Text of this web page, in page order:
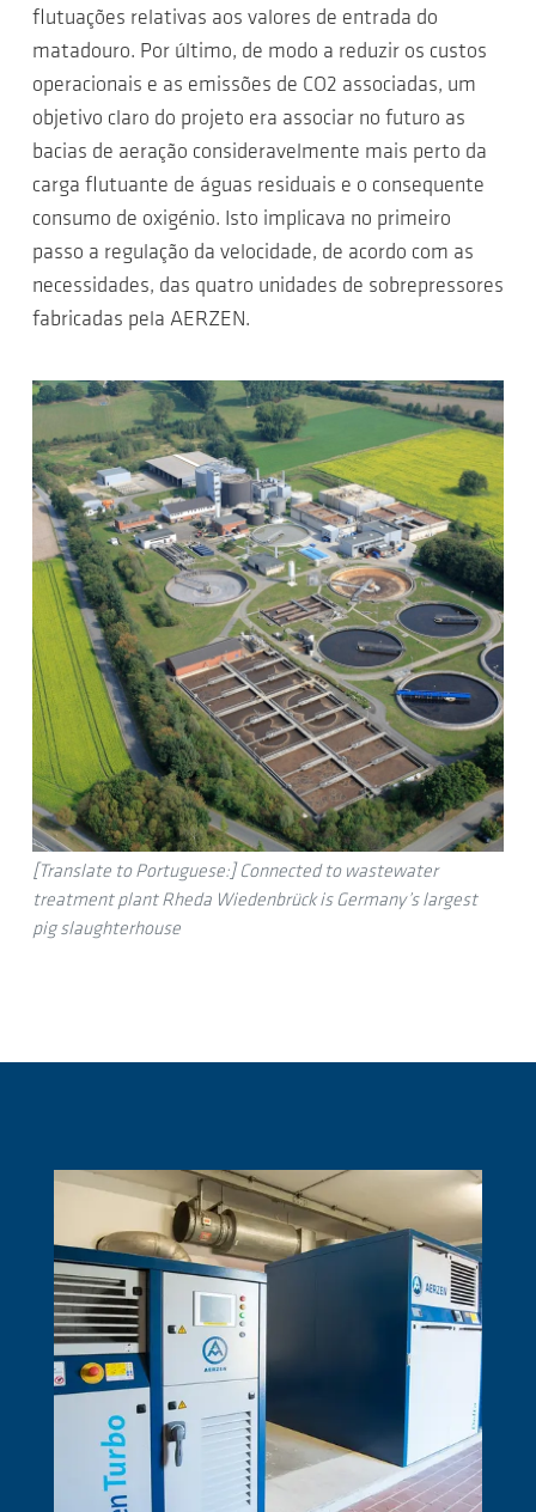
flutuações relativas aos valores de entrada do
matadouro. Por último, de modo a reduzir os custos
operacionais e as emissões de CO2 associadas, um
objetivo claro do projeto era associar no futuro as
bacias de aeração consideravelmente mais perto da
carga flutuante de águas residuais e o consequente
consumo de oxigénio. Isto implicava no primeiro
passo a regulação da velocidade, de acordo com as
necessidades, das quatro unidades de sobrepressores
fabricadas pela AERZEN.
[Translate to Portuguese:] Connected to wastewater
treatment plant Rheda Wiedenbrück is Germany’s largest
pig slaughterhouse